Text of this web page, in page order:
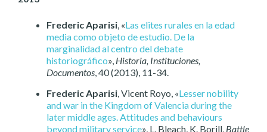
Frederic Aparisi, «Las elites rurales en la edad
media como objeto de estudio. De la
marginalidad al centro del debate
historiográfico», Historia, Instituciones,
Documentos, 40 (2013), 11-34.
Frederic Aparisi, Vicent Royo, «Lesser nobility
and war in the Kingdom of Valencia during the
later middle ages. Attitudes and behaviours
beyond military service», L. Bleach, K. Borill, Battle